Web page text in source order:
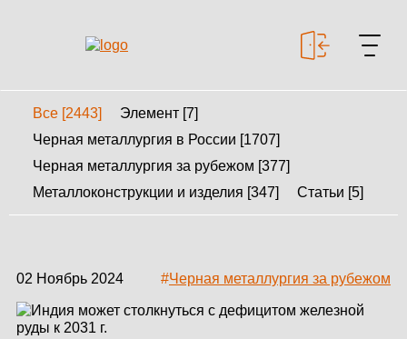
МЕТАЛЛОКОНСТРУКЦИИ
КАЛЬКУЛЯТОР
Все [2443]
Элемент [7]
Черная металлургия в России [1707]
Черная металлургия за рубежом [377]
Металлоконструкции и изделия [347]
Статьи [5]
02 Ноябрь 2024 #Черная металлургия за рубежом